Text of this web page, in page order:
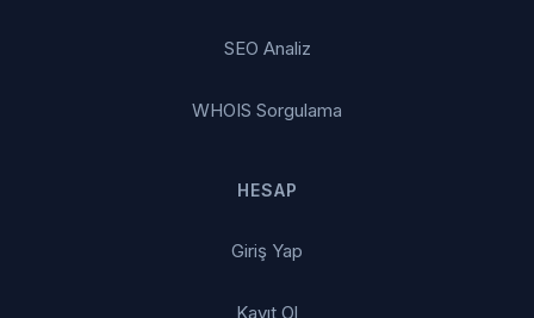
SEO Analiz
WHOIS Sorgulama
HESAP
Giriş Yap
Kayıt Ol